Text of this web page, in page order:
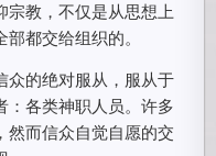
宗教，不仅是从思想上
都交给组织的。
众的绝对服从，服从于
：各类神职人员。许多
然而信众自觉自愿的交